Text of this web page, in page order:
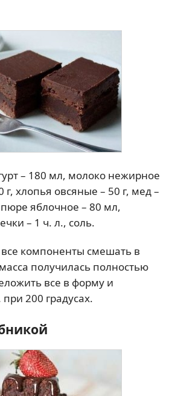
– 180 мл, молоко нежирное
г, хлопья овсяные – 50 г, мед –
яблочное – 80 мл,
– 1 ч. л., соль.
все компоненты смешать в
получилась полностью
все в форму и
200 градусах.